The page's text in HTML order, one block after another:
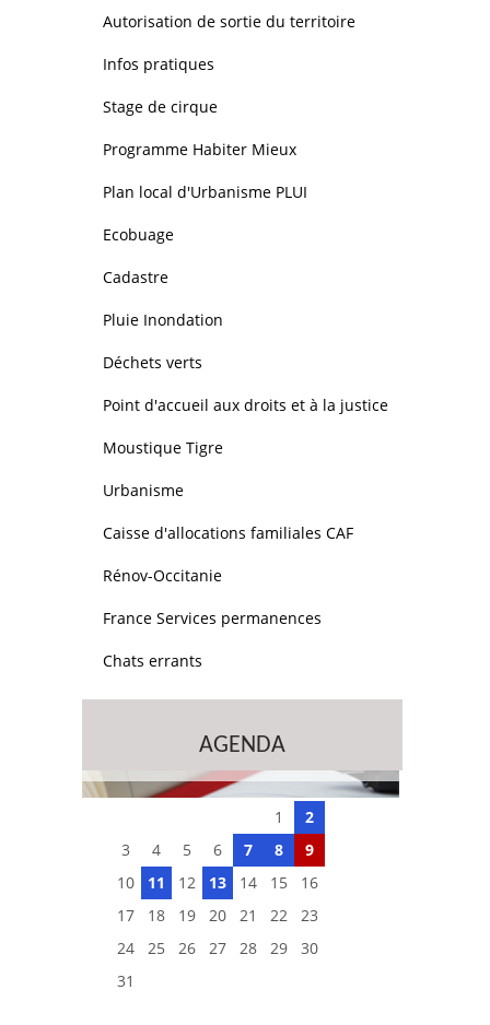
Autorisation de sortie du territoire
Infos pratiques
Stage de cirque
Programme Habiter Mieux
Plan local d'Urbanisme PLUI
Ecobuage
Cadastre
Pluie Inondation
Déchets verts
Point d'accueil aux droits et à la justice
Moustique Tigre
Urbanisme
Caisse d'allocations familiales CAF
Rénov-Occitanie
France Services permanences
Chats errants
AGENDA
1
2
3
4 5 6 7 8
9
10
11 12 13 14 15
16
17
18 19 20 21 22
23
24
25 26 27 28 29
30
31